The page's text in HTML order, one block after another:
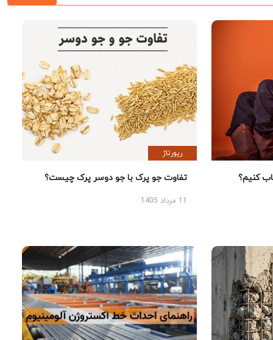
کنیم؟
رپورتاژ
تفاوت جو پرک با جو دوسر پرک چیست؟